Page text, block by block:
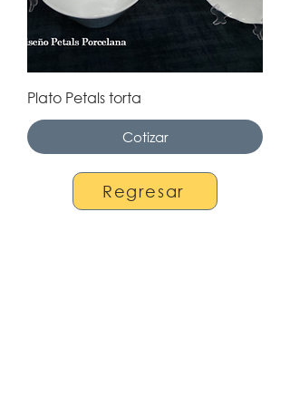
Plato Petals torta
Cotizar
Regresar